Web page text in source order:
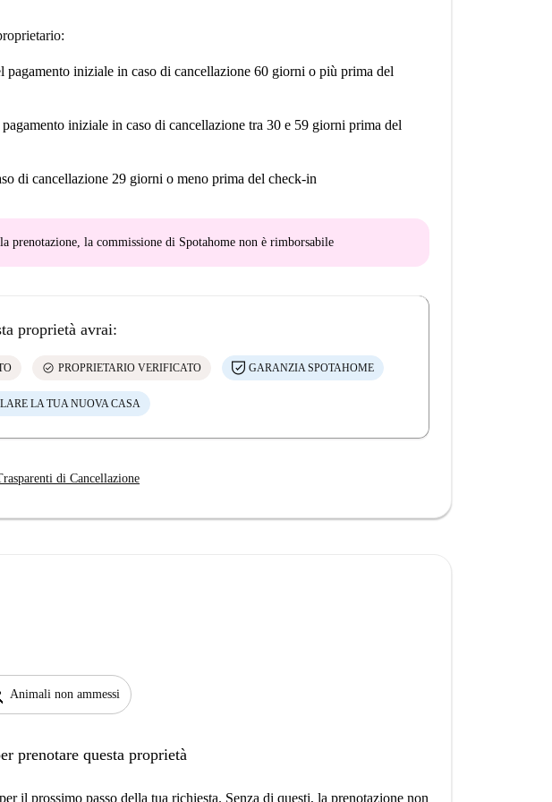
pagamento iniziale in caso di cancellazione 60 giorni o più prima del
iniziale in caso di cancellazione tra 30 e 59 giorni prima del
di cancellazione 29 giorni o meno prima del check-in
prenotazione, la commissione di Spotahome non è rimborsabile
proprietà avrai:
check_circle PROPRIETARIO VERIFICATO GARANZIA SPOTAHOME
LA TUA NUOVA CASA
di Cancellazione
Animali non ammessi
prenotare questa proprietà
il prossimo passo della tua richiesta. Senza di questi, la prenotazione non